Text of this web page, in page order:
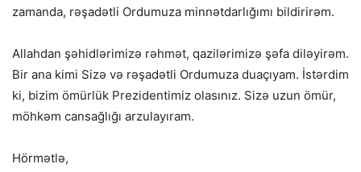
zamanda, rəşadətli Ordumuza minnətdarlığımı bildirirəm.
Allahdan şəhidlərimizə rəhmət, qazilərimizə şəfa diləyirəm.
Bir ana kimi Sizə və rəşadətli Ordumuza duaçıyam. İstərdim
ki, bizim ömürlük Prezidentimiz olasınız. Sizə uzun ömür,
möhkəm cansağlığı arzulayıram.
Hörmətlə,